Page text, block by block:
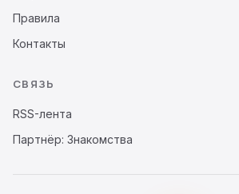
Правила
Контакты
СВЯЗЬ
RSS-лента
Партнёр: Знакомства